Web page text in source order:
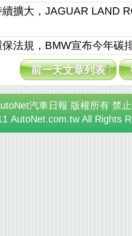
擴大，JAGUAR LAND
法規，BMW宣布今年碳
前一天文章列表
汽車日報 版權所有 禁
AutoNet.com.tw All Rights